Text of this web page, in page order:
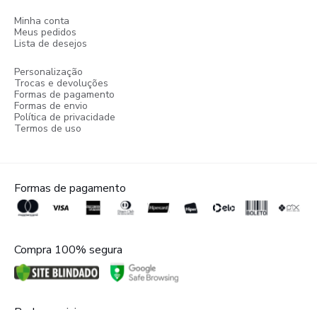
Minha conta
Meus pedidos
Lista de desejos
Personalização
Trocas e devoluções
Formas de pagamento
Formas de envio
Política de privacidade
Termos de uso
Formas de pagamento
Compra 100% segura